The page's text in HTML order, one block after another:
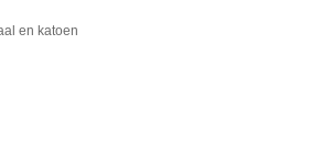
en katoen